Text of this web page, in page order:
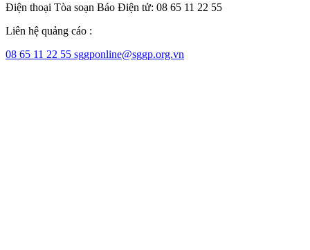
Điện thoại Tòa soạn Báo Điện tử: 08 65 11 22 55
Liên hệ quảng cáo :
08 65 11 22 55 sggponline@sggp.org.vn